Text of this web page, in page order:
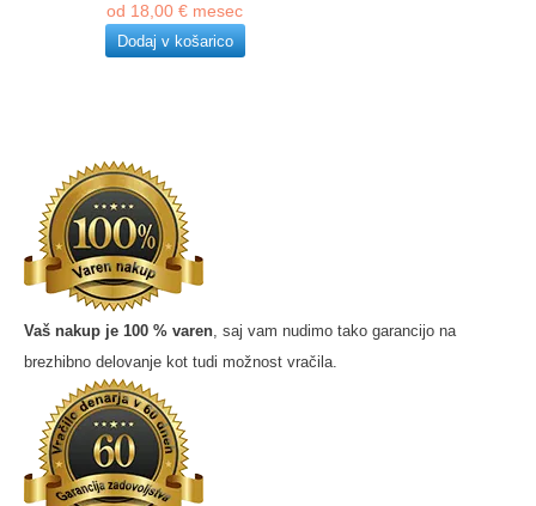
Vaš nakup je 100 % varen , saj vam nudimo tako garancijo na
brezhibno delovanje kot tudi možnost vračila.
od 18,00€ mesec
Dodaj v košarico